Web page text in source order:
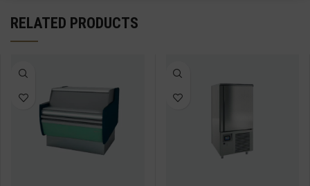
RELATED PRODUCTS